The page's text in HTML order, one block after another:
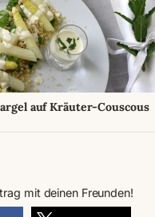
auf Kräuter-Couscous
mit deinen Freunden!